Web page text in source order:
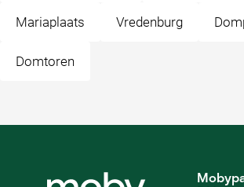
Mariaplaats Vredenburg
Domtoren